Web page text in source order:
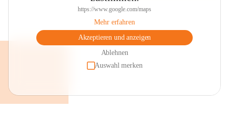
https://www.google.com/maps
Mehr erfahren
Akzeptieren und anzeigen
Ablehnen
Auswahl merken